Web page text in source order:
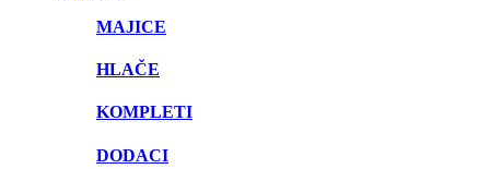
MAJICE
HLAČE
KOMPLETI
DODACI